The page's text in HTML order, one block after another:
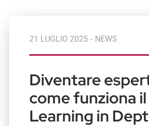
21 LUGLIO 2025 - NEWS
Diventare
come funziona il
Learning in